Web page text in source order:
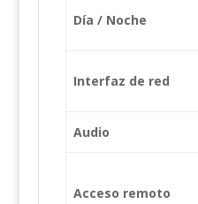
Día / Noche
Interfaz de red
Audio
Acceso remoto